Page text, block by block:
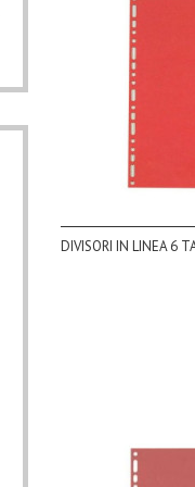
DIVISORI IN LINEA 6